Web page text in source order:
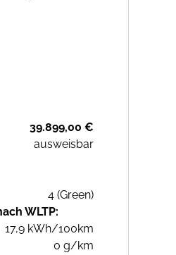
39.899,00 €
ausweisbar
4 (Green)
WLTP:
17,9 kWh/100km
0 g/km